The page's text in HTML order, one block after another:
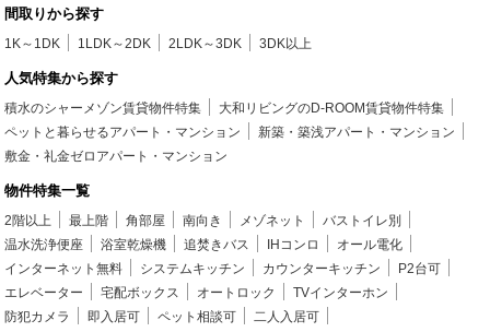
間取りから探す
1K～1DK 1LDK～2DK 2LDK～3DK 3DK以上
人気特集から探す
積水のシャーメゾン賃貸物件特集
大和リビングのD-ROOM賃貸物件特集
ペットと暮らせるアパート・マンション
新築・築浅アパート・マンション
敷金・礼金ゼロアパート・マンション
物件特集一覧
2階以上 最上階 角部屋 南向き メゾネット
バストイレ別
温水洗浄便座
浴室乾燥機 追焚きバス IHコンロ
オール電化
インターネット無料
システムキッチン カウンターキッチン
P2台可
エレベーター
宅配ボックス オートロック
TVインターホン
防犯カメラ
即入居可 ペット相談可
二人入居可